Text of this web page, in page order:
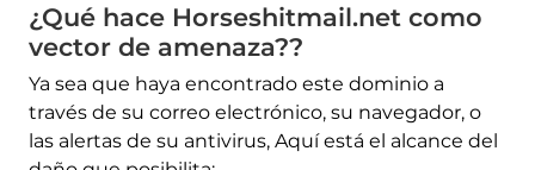
¿Qué hace Horseshitmail.net como
vector de amenaza??
Ya sea que haya encontrado este dominio a
través de su correo electrónico, su navegador, o
las alertas de su antivirus, Aquí está el alcance del